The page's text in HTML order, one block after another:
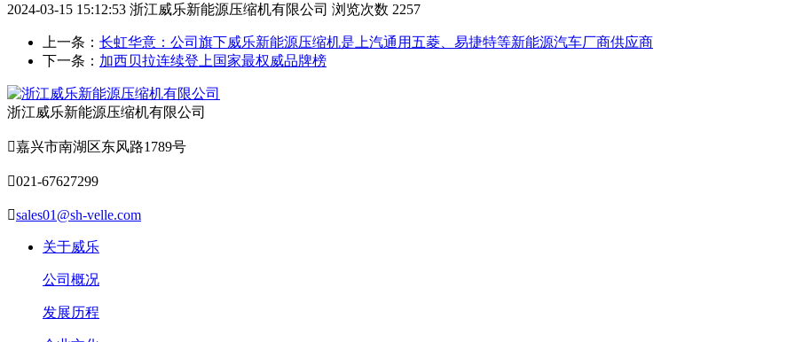
2024-03-15 15:12:53 浙江威乐新能源压缩机有限公司 浏览次数 2257
上一条： 长虹华意：公司旗下威乐新能源压缩机是上汽通用五菱、易捷特等新能源汽车厂商供应商
下一条： 加西贝拉连续登上国家最权威品牌榜
浙江威乐新能源压缩机有限公司
嘉兴市南湖区东风路1789号
021-67627299
sales01@sh-velle.com
关于威乐
公司概况
发展历程